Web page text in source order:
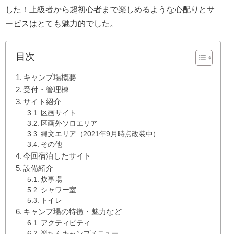
した！上級者から超初心者まで楽しめるような心配りとサ
ービスはとても魅力的でした。
目次
キャンプ場概要
受付・管理棟
サイト紹介
区画サイト
区画外ソロエリア
縄文エリア（2021年9月時点改装中）
その他
今回宿泊したサイト
設備紹介
炊事場
シャワー室
トイレ
キャンプ場の特徴・魅力など
アクティビティ